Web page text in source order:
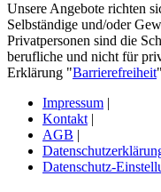
Unsere Angebote richten
Selbständige und/oder
Privatpersonen sind die
berufliche und nicht für
Erklärung "Barrierefreiheit
Impressum |
Kontakt |
AGB |
Datenschutz-